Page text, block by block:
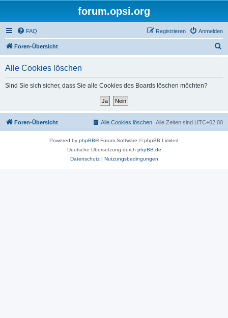
forum.opsi.org
FAQ Anmelden
Registrieren
Foren-Übersicht
Alle Cookies löschen
Sind Sie sich sicher, dass Sie alle Cookies des Boards löschen möchten?
Foren-Übersicht Alle Zeiten sind UTC+02:00
Alle Cookies löschen
Powered by phpBB® Forum Software © phpBB Limited
Deutsche Übersetzung durch phpBB.de
Datenschutz| Nutzungsbedingungen